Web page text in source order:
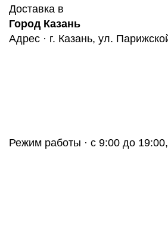
Доставка в
Город Казань
Адрес · г. Казань, ул.
Режим работы · с 9:00 до